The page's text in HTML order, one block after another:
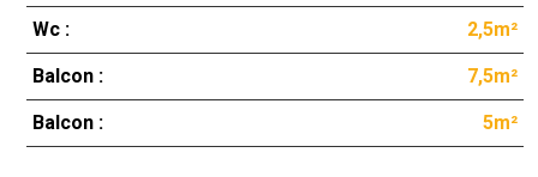
Wc : 2,5m²
Balcon : 7,5m²
Balcon : 5m²